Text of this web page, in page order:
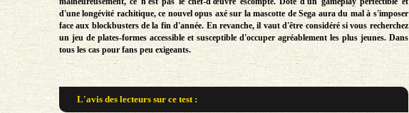
d'une longévité rachitique, ce nouvel opus axé sur la mascotte de Sega aura du mal à s'imposer
face aux blockbusters de la fin d'année. En revanche, il vaut d'être considéré si vous recherchez
un jeu de plates-formes accessible et susceptible d'occuper agréablement les plus jeunes. Dans
tous les cas pour fans peu exigeants.
L'avis des lecteurs sur ce test :